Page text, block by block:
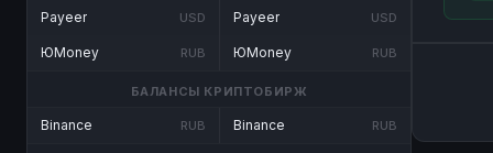
Payeer USD
ЮMoney RUB
Payeer USD
ЮMoney RUB
БАЛАНСЫ КРИПТОБИРЖ
Binance RUB Binance RUB